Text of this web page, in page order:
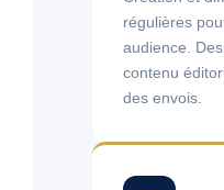
régulières
audience.
contenu
des envois.